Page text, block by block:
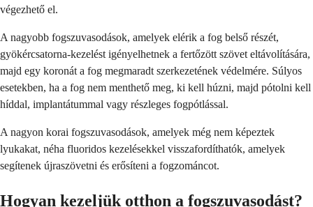
végezhető el.
A nagyobb fogszuvasodások, amelyek elérik a fog belső részét,
gyökércsatorna-kezelést igényelhetnek a fertőzött szövet eltávolítására,
majd egy koronát a fog megmaradt szerkezetének védelmére. Súlyos
esetekben, ha a fog nem menthető meg, ki kell húzni, majd pótolni kell
híddal, implantátummal vagy részleges fogpótlással.
A nagyon korai fogszuvasodások, amelyek még nem képeztek
lyukakat, néha fluoridos kezelésekkel visszafordíthatók, amelyek
segítenek újraszövetni és erősíteni a fogzománcot.
Hogyan kezeljük otthon a fogszuvasodást?